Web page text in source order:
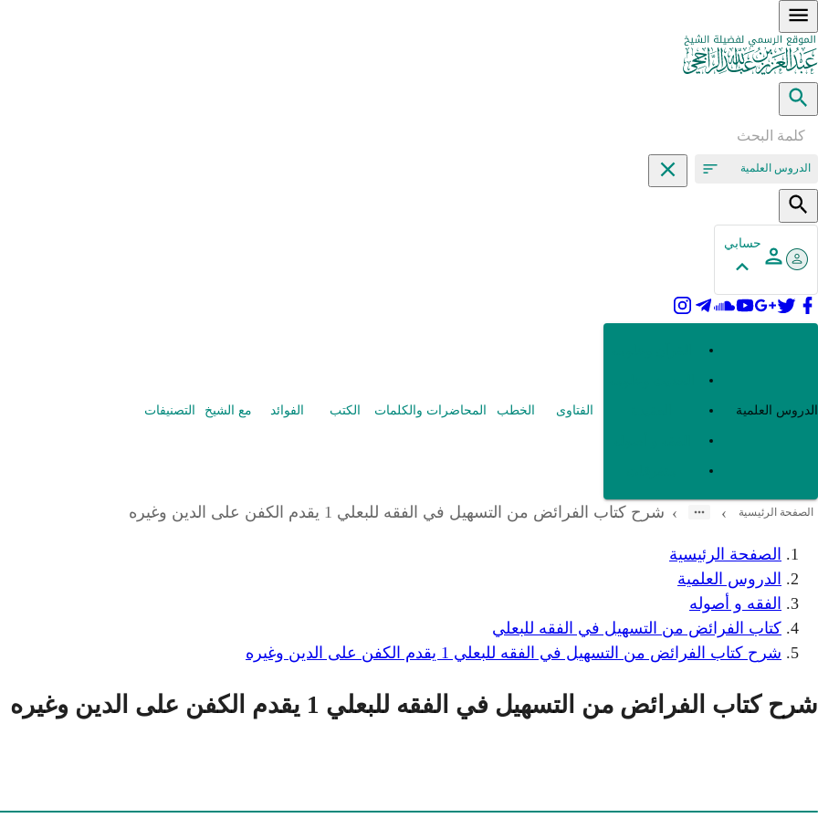
الدروس العلمية
حسابي
الدروس العلمية الفتاوى الخطب المحاضرات والكلمات الكتب الفوائد مع الشيخ التصنيفات
الصفحة الرئيسية ›
› شرح كتاب الفرائض من التسهيل في الفقه للبعلي 1 يقدم الكفن على الدين وغيره
الصفحة الرئيسية
الدروس العلمية
الفقه و أصوله
كتاب الفرائض من التسهيل في الفقه للبعلي
شرح كتاب الفرائض من التسهيل في الفقه للبعلي 1 يقدم الكفن على الدين وغيره
شرح كتاب الفرائض من التسهيل في الفقه للبعلي 1 يقدم الكفن على الدين وغيره